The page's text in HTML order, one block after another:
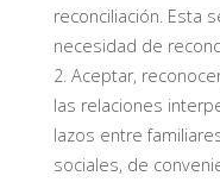
reconciliación. Esta
necesidad de
2. Aceptar,
las relaciones
lazos entre
sociales, de